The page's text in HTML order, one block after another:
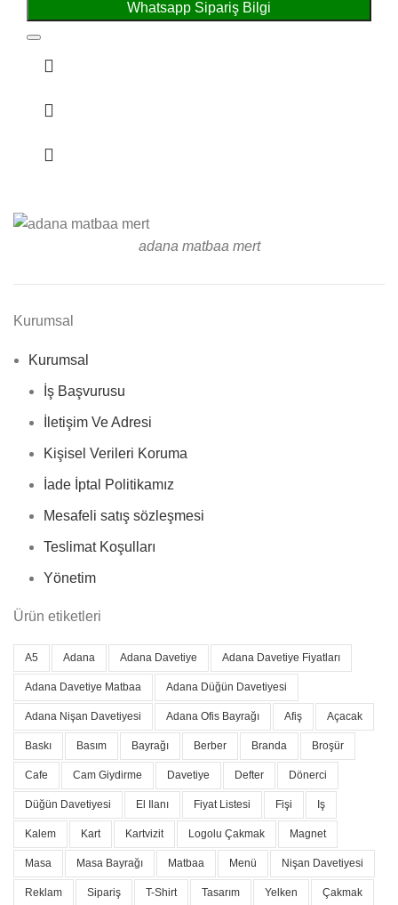
Whatsapp Sipariş Bilgi
adana matbaa mert
Kurumsal
Kurumsal
İş Başvurusu
İletişim Ve Adresi
Kişisel Verileri Koruma
İade İptal Politikamız
Mesafeli satış sözleşmesi
Teslimat Koşulları
Yönetim
Ürün etiketleri
A5 Adana Adana Davetiye Adana Davetiye Fiyatları
Adana Davetiye Matbaa Adana Düğün Davetiyesi
Adana Nişan Davetiyesi Adana Ofis Bayrağı Afiş Açacak
Baskı Basım Bayrağı Berber Branda Broşür
Cafe Cam Giydirme Davetiye Defter Dönerci
Düğün Davetiyesi El Ilanı Fiyat Listesi Fişi Iş
Kalem Kart Kartvizit Logolu Çakmak Magnet
Masa Masa Bayrağı Matbaa Menü Nişan Davetiyesi
Reklam Sipariş T-Shirt Tasarım Yelken Çakmak